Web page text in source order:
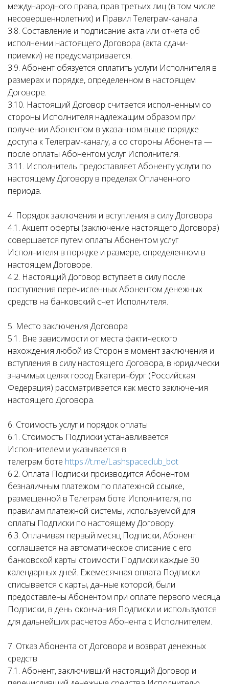
международного права, прав третьих лиц (в том числе
несовершеннолетних) и Правил Телеграм-канала.
3.8. Составление и подписание акта или отчета об
исполнении настоящего Договора (акта сдачи-
приемки) не предусматривается.
3.9. Абонент обязуется оплатить услуги Исполнителя в
размерах и порядке, определенном в настоящем
Договоре.
3.10. Настоящий Договор считается исполненным со
стороны Исполнителя надлежащим образом при
получении Абонентом в указанном выше порядке
доступа к Телеграм-каналу, а со стороны Абонента —
после оплаты Абонентом услуг Исполнителя.
3.11. Исполнитель предоставляет Абоненту услуги по
настоящему Договору в пределах Оплаченного
периода.
4. Порядок заключения и вступления в силу Договора
4.1. Акцепт оферты (заключение настоящего Договора)
совершается путем оплаты Абонентом услуг
Исполнителя в порядке и размере, определенном в
настоящем Договоре.
4.2. Настоящий Договор вступает в силу после
поступления перечисленных Абонентом денежных
средств на банковский счет Исполнителя.
5. Место заключения Договора
5.1. Вне зависимости от места фактического
нахождения любой из Сторон в момент заключения и
вступления в силу настоящего Договора, в юридически
значимых целях город Екатеринбург (Российская
Федерация) рассматривается как место заключения
настоящего Договора.
6. Стоимость услуг и порядок оплаты
6.1. Стоимость Подписки устанавливается
Исполнителем и указывается в
телеграм боте https://t.me/Lashspaceclub_bot
6.2. Оплата Подписки производится Абонентом
безналичным платежом по платежной ссылке,
размещенной в Телеграм боте Исполнителя, по
правилам платежной системы, используемой для
оплаты Подписки по настоящему Договору.
6.3. Оплачивая первый месяц Подписки, Абонент
соглашается на автоматическое списание с его
банковской карты стоимости Подписки каждые 30
календарных дней. Ежемесячная оплата Подписки
списывается с карты, данные которой, были
предоставлены Абонентом при оплате первого месяца
Подписки, в день окончания Подписки и используются
для дальнейших расчетов Абонента с Исполнителем.
7. Отказ Абонента от Договора и возврат денежных
средств
7.1. Абонент, заключивший настоящий Договор и